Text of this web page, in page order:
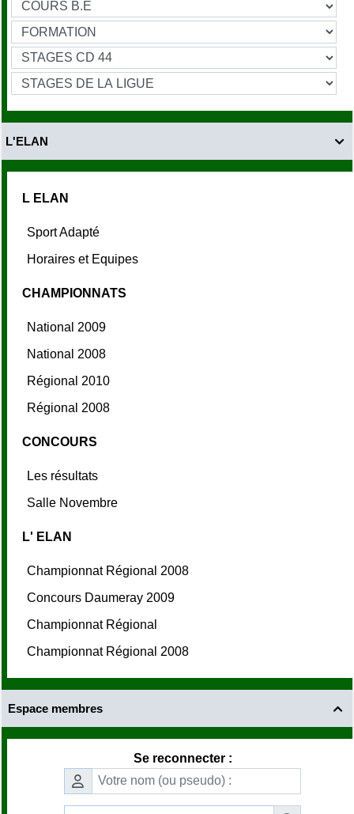

L'ELAN
L ELAN
Sport Adapté
Horaires et Equipes
CHAMPIONNATS
National 2009
National 2008
Régional 2010
Régional 2008
CONCOURS
Les résultats
Salle Novembre
L' ELAN
Championnat Régional 2008
Concours Daumeray 2009
Championnat Régional
Championnat Régional 2008

Espace membres
Se reconnecter :